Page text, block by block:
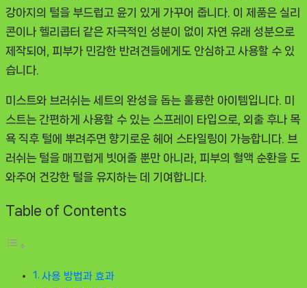
강아지의 털을 부드럽고 윤기 있게 가꾸어 줍니다. 이 제품은 실리
콘이나 헬리콥터 같은 자극적인 성분이 없이 자연 유래 성분으로
제작되어, 피부가 민감한 반려견들에게도 안심하고 사용할 수 있
습니다.
미스트와 브러쉬는 세트의 완성을 돕는 훌륭한 아이템입니다. 미
스트는 간편하게 사용할 수 있는 스프레이 타입으로, 외출 후나 목
욕 직후 털에 뿌려주면 향기로운 헤어 스타일링이 가능합니다. 브
러쉬는 털을 매끄럽게 빗어줄 뿐만 아니라, 피부의 혈액 순환을 도
와주어 건강한 털을 유지하는 데 기여합니다.
Table of Contents
사용 방법과 효과